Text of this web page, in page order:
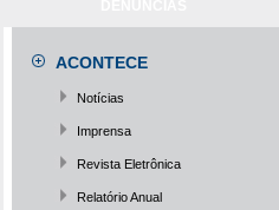
ACONTECE
Notícias
Imprensa
Revista Eletrônica
Relatório Anual